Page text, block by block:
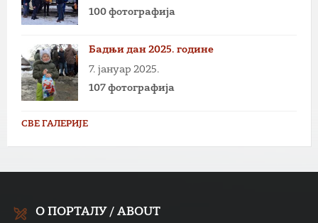
100 фотографија
Бадњи дан 2025. године
7. јануар 2025.
107 фотографија
СВЕ ГАЛЕРИЈЕ
О ПОРТАЛУ / ABOUT